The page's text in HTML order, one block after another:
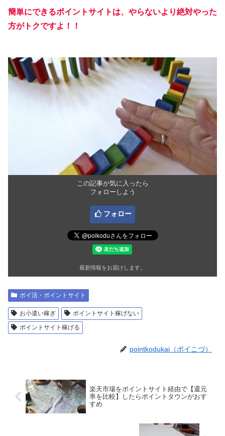
簡単にできるポイントサイトは、やらないより絶対やった
方がトクですよ！！
この記事が気に入ったら
フォローしよう
フォロー
最新情報をお届けします。
ポイ活・ポイントサイト
お小遣い稼ぎ
ポイントサイト稼げない
ポイントサイト稼げる
pointkodukai（ポイこづ）
楽天市場をポイントサイト経由で【還元
率を比較】したらポイントタウンがおす
すめ